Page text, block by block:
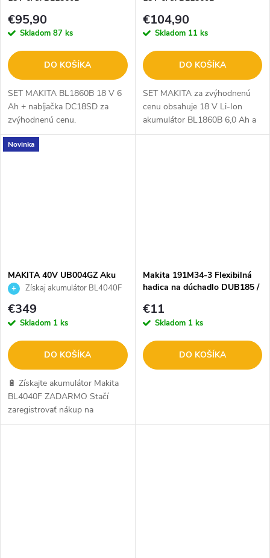
€95,90
Skladom 87 ks
DO KOŠÍKA
SET MAKITA BL1860B 18 V 6
Ah + nabíjačka DC18SD za
zvýhodnenú cenu.
€104,90
Skladom 11 ks
DO KOŠÍKA
SET MAKITA za zvýhodnenú
cenu obsahuje 18 V Li-Ion
akumulátor BL1860B 6,0 Ah a
rýchlonabíjačku DC18RC pre
Novinka
MAKITA 40V UB004GZ Aku
chrbtové dúchadlo
Získaj akumulátor BL4040F
ZADARMO
€349
Skladom 1 ks
DO KOŠÍKA
🔋 Získajte akumulátor Makita
BL4040F ZADARMO Stačí
zaregistrovať nákup na
makitaredemption.eu. Ide o
Makita 191M34-3 Flexibilná
hadica na dúchadlo DUB185 /
€11
Skladom 1 ks
DO KOŠÍKA